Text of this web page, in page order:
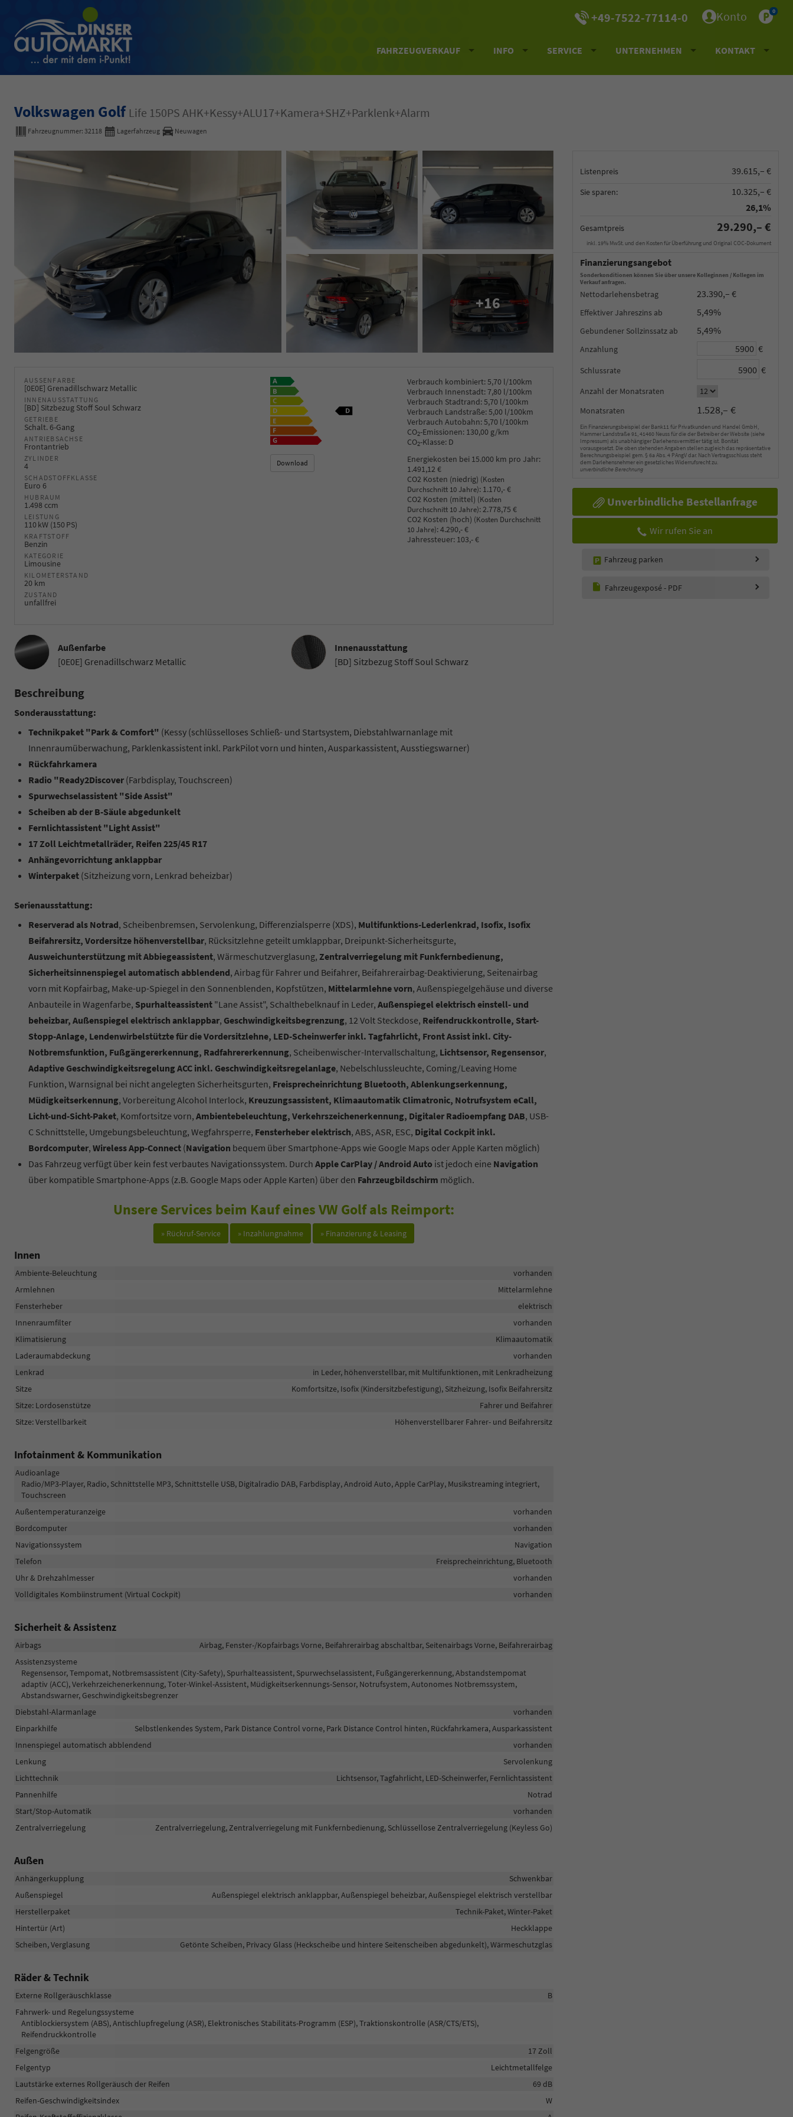
+49-7522-77114-0 Konto 0
FAHRZEUGVERKAUF INFO SERVICE UNTERNEHMEN KONTAKT
Volkswagen Golf Life 150PS AHK+Kessy+ALU17+Kamera+SHZ+Parklenk+Alarm
Fahrzeugnummer: 32118 Lagerfahrzeug Neuwagen
Listenpreis 39.615,– €
Sie sparen:
10.325,– €
26,1%
Gesamtpreis 29.290,– €
inkl. 19% MwSt. und den Kosten für Überführung und Original COC-Dokument
Finanzierungsangebot
Sonderkonditionen können Sie über unsere Kolleginnen / Kollegen im
Verkauf anfragen.
Nettodarlehensbetrag 23.390,– €
Effektiver Jahreszins 5,49%
Gebundener Sollzinssatz 5,49%
Anzahlung €
Schlussrate €
Anzahl der Monatsraten
Monatsraten
1.528,– €
Ein Finanzierungsbeispiel der Bank11 für Privatkunden und Handel GmbH,
Hammer Landstraße 91, 41460 Neuss für die der Betreiber der Website (siehe
Impressum) als unabhängiger Darlehensvermittler tätig ist. Bonität
vorausgesetzt. Die oben stehenden Angaben stellen zugleich das repräsentative
Berechnungsbeispiel gem. § 6a Abs. 4 PAngV dar. Nach Vertragsschluss steht
dem Darlehensnehmer ein gesetzliches Widerrufsrecht zu.
unverbindliche Berechnung
Unverbindliche Bestellanfrage
Wir rufen Sie an
Fahrzeug parken
Fahrzeugexposé - PDF
+16
AUSSENFARBE
[0E0E] Grenadillschwarz Metallic
INNENAUSSTATTUNG
[BD] Sitzbezug Stoff Soul Schwarz
GETRIEBE
Schalt. 6-Gang
ANTRIEBSACHSE
Frontantrieb
ZYLINDER
4
SCHADSTOFFKLASSE
Euro 6
HUBRAUM
1.498 ccm
LEISTUNG
110 kW (150 PS)
KRAFTSTOFF
Benzin
KATEGORIE
Limousine
KILOMETERSTAND
20 km
ZUSTAND
unfallfrei
Verbrauch kombiniert:5,70 l/100km
Verbrauch Innenstadt:7,80 l/100km
Verbrauch Stadtrand:5,70 l/100km
Verbrauch Landstraße:5,00 l/100km
Verbrauch Autobahn:5,70 l/100km
CO2-Emissionen: 130,00 g/km
CO2-Klasse: D
Download
Energiekosten bei 15.000 km pro Jahr:
1.491,12 €
CO2 Kosten (niedrig) (Kosten
Durchschnitt 10 Jahre): 1.170,- €
CO2 Kosten (mittel) (Kosten
Durchschnitt 10 Jahre):2.778,75 €
CO2 Kosten (hoch) (Kosten Durchschnitt
10 Jahre):4.290,- €
Jahressteuer: 103,- €
Außenfarbe
[0E0E] Grenadillschwarz Metallic
InnenausstattungInnenausstattung
[BD] Sitzbezug Stoff Soul Schwarz
Beschreibung
Sonderausstattung:
Technikpaket "Park & Comfort" (Kessy (schlüsselloses Schließ- und Startsystem, Diebstahlwarnanlage mit
Innenraumüberwachung, Parklenkassistent inkl. ParkPilot vorn und hinten, Ausparkassistent, Ausstiegswarner)
Rückfahrkamera
Radio "Ready2Discover (Farbdisplay, Touchscreen)
Spurwechselassistent "Side Assist"
Scheiben ab der B-Säule abgedunkelt
Fernlichtassistent "Light Assist"
17 Zoll Leichtmetallräder, Reifen 225/45 R17
Anhängevorrichtung anklappbar
Winterpaket (Sitzheizung vorn, Lenkrad beheizbar)
Serienausstattung:
Reserverad als Notrad, Scheibenbremsen, Servolenkung, Differenzialsperre (XDS), Multifunktions-Lederlenkrad, Isofix, Isofix
Beifahrersitz, Vordersitze höhenverstellbar, Rücksitzlehne geteilt umklappbar, Dreipunkt-Sicherheitsgurte,
Ausweichunterstützung mit Abbiegeassistent, Wärmeschutzverglasung, Zentralverriegelung mit Funkfernbedienung,
Sicherheitsinnenspiegel automatisch abblendend, Airbag für Fahrer und Beifahrer, Beifahrerairbag-Deaktivierung, Seitenairbag
vorn mit Kopfairbag, Make-up-Spiegel in den Sonnenblenden, Kopfstützen, Mittelarmlehne vorn, Außenspiegelgehäuse und diverse
Anbauteile in Wagenfarbe, Spurhalteassistent "Lane Assist", Schalthebelknauf in Leder, Außenspiegel elektrisch einstell- und
beheizbar, Außenspiegel elektrisch anklappbar, Geschwindigkeitsbegrenzung, 12 Volt Steckdose, Reifendruckkontrolle, Start-
Stopp-Anlage, Lendenwirbelstützte für die Vordersitzlehne, LED-Scheinwerfer inkl. Tagfahrlicht, Front Assist inkl. City-
Notbremsfunktion, Fußgängererkennung, Radfahrererkennung, Scheibenwischer-Intervallschaltung, Lichtsensor, Regensensor,
Adaptive Geschwindigkeitsregelung ACC inkl. Geschwindigkeitsregelanlage, Nebelschlussleuchte, Coming/Leaving Home
Funktion, Warnsignal bei nicht angelegten Sicherheitsgurten, Freisprecheinrichtung Bluetooth, Ablenkungserkennung,
Müdigkeitserkennung, Vorbereitung Alcohol Interlock, Kreuzungsassistent, Klimaautomatik Climatronic, Notrufsystem eCall,
Licht-und-Sicht-Paket, Komfortsitze vorn, Ambientebeleuchtung, Verkehrszeichenerkennung, Digitaler Radioempfang DAB, USB-
C Schnittstelle, Umgebungsbeleuchtung, Wegfahrsperre, Fensterheber elektrisch, ABS, ASR, ESC, Digital Cockpit inkl.
Bordcomputer, Wireless App-Connect (Navigation bequem über Smartphone-Apps wie Google Maps oder Apple Karten möglich)
Das Fahrzeug verfügt über kein fest verbautes Navigationssystem. Durch Apple CarPlay / Android Auto ist jedoch eine Navigation
über kompatible Smartphone-Apps (z.B. Google Maps oder Apple Karten) über den Fahrzeugbildschirm möglich.
Unsere Services beim Kauf eines VW Golf als Reimport:
» Rückruf-Service » Inzahlungnahme » Finanzierung & Leasing
Innen
Ambiente-Beleuchtung
vorhanden
Armlehnen
Mittelarmlehne
Fensterheber
elektrisch
Innenraumfilter
vorhanden
Klimatisierung
Klimaautomatik
Laderaumabdeckung
vorhanden
Lenkrad
in Leder, höhenverstellbar, mit Multifunktionen, mit Lenkradheizung
Sitze
Komfortsitze, Isofix (Kindersitzbefestigung), Sitzheizung, Isofix Beifahrersitz
Sitze: Lordosenstütze
Fahrer und Beifahrer
Sitze: Verstellbarkeit
Höhenverstellbarer Fahrer- und Beifahrersitz
Infotainment & Kommunikation
Audioanlage
Radio/MP3-Player, Radio, Schnittstelle MP3, Schnittstelle USB, Digitalradio DAB, Farbdisplay, Android Auto, Apple CarPlay, Musikstreaming integriert,
Touchscreen
Außentemperaturanzeige
vorhanden
Bordcomputer
vorhanden
Navigationssystem
Navigation
Telefon
Freisprecheinrichtung, Bluetooth
Uhr & Drehzahlmesser
vorhanden
Volldigitales Kombiinstrument (Virtual Cockpit)
vorhanden
Sicherheit & Assistenz
Airbags
Airbag, Fenster-/Kopfairbags Vorne, Beifahrerairbag abschaltbar, Seitenairbags Vorne, Beifahrerairbag
Assistenzsysteme
Regensensor, Tempomat, Notbremsassistent (City-Safety), Spurhalteassistent, Spurwechselassistent, Fußgängererkennung, Abstandstempomat
adaptiv (ACC), Verkehrzeichenerkennung, Toter-Winkel-Assistent, Müdigkeitserkennungs-Sensor, Notrufsystem, Autonomes Notbremssystem,
Abstandswarner, Geschwindigkeitsbegrenzer
Diebstahl-Alarmanlage
vorhanden
Einparkhilfe
Selbstlenkendes System, Park Distance Control vorne, Park Distance Control hinten, Rückfahrkamera, Ausparkassistent
Innenspiegel automatisch abblendend
vorhanden
Lenkung
Servolenkung
Lichttechnik
Lichtsensor, Tagfahrlicht, LED-Scheinwerfer, Fernlichtassistent
Pannenhilfe
Notrad
Start/Stop-Automatik
vorhanden
Zentralverriegelung
Zentralverriegelung, Zentralverriegelung mit Funkfernbedienung, Schlüssellose Zentralverriegelung (Keyless Go)
Außen
Anhängerkupplung
Schwenkbar
Außenspiegel
Außenspiegel elektrisch anklappbar, Außenspiegel beheizbar, Außenspiegel elektrisch verstellbar
Herstellerpaket
Technik-Paket, Winter-Paket
Hintertür (Art)
Heckklappe
Scheiben, Verglasung
Getönte Scheiben, Privacy Glass (Heckscheibe und hintere Seitenscheiben abgedunkelt), Wärmeschutzglas
Räder & Technik
Externe Rollgeräuschklasse
B
Fahrwerk- und Regelungssysteme
Antiblockiersystem (ABS), Antischlupfregelung (ASR), Elektronisches Stabilitäts-Programm (ESP), Traktionskontrolle (ASR/CTS/ETS),
Reifendruckkontrolle
Felgengröße
17 Zoll
Felgentyp
Leichtmetallfelge
Lautstärke externes Rollgeräusch der Reifen
69 dB
Reifen-Geschwindigkeitsindex
W